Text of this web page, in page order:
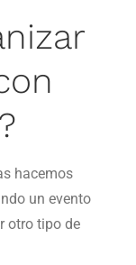
hacemos
un evento
otro tipo de